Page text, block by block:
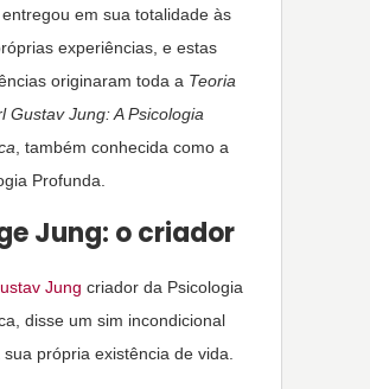
entregou em sua totalidade às
experiências, e estas
originaram toda a Teoria
Gustav Jung: A Psicologia
, também conhecida como a
Profunda.
Jung: o criador
Jung criador da Psicologia
disse um sim incondicional
sua própria existência de vida.